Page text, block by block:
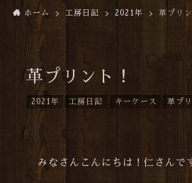
ホーム 工房日記 2021年 革プリン
革プリント！
2021年 工房日記 キーケース 革プ
みなさんこんにちは！仁さんで